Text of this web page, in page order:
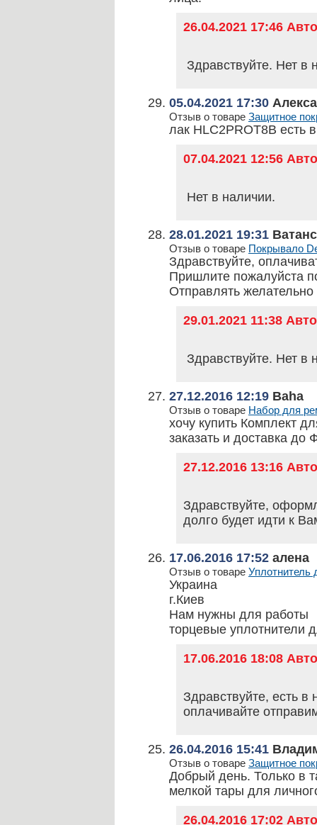
26.04.2021 17:46
Здравствуйте. Нет в
05.04.2021 17:30
Отзыв о товаре Защитное
лак HLC2PROT8B есть
07.04.2021 12:56
Нет в наличии.
28.01.2021 19:31
Отзыв о товаре Покрывало
Здравствуйте,
Пришлите пожалуйста
Отправлять
29.01.2021 11:38
Здравствуйте. Нет в
27.12.2016 12:19 Baha
Отзыв о товаре Набор для
хочу купить Комплект
заказать и доставка до
27.12.2016 13:16
Здравствуйте,
долго будет идти к
17.06.2016 17:52 алена
Отзыв о товаре Уплотнитель
Украина
г.Киев
Нам нужны для работы
торцевые уплотнители
17.06.2016 18:08
Здравствуйте, есть
оплачивайте
26.04.2016 15:41
Отзыв о товаре Защитное
Добрый день. Только в
мелкой тары для
26.04.2016 17:02